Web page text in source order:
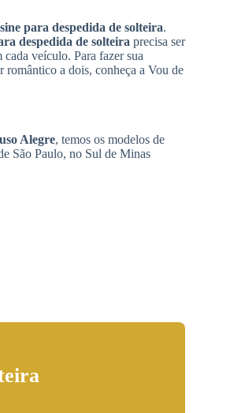
para despedida de solteira.
despedida de solteira precisa ser
cada veículo. Para fazer sua
romântico a dois, conheça a Vou de
Alegre, temos os modelos de
São Paulo, no Sul de Minas